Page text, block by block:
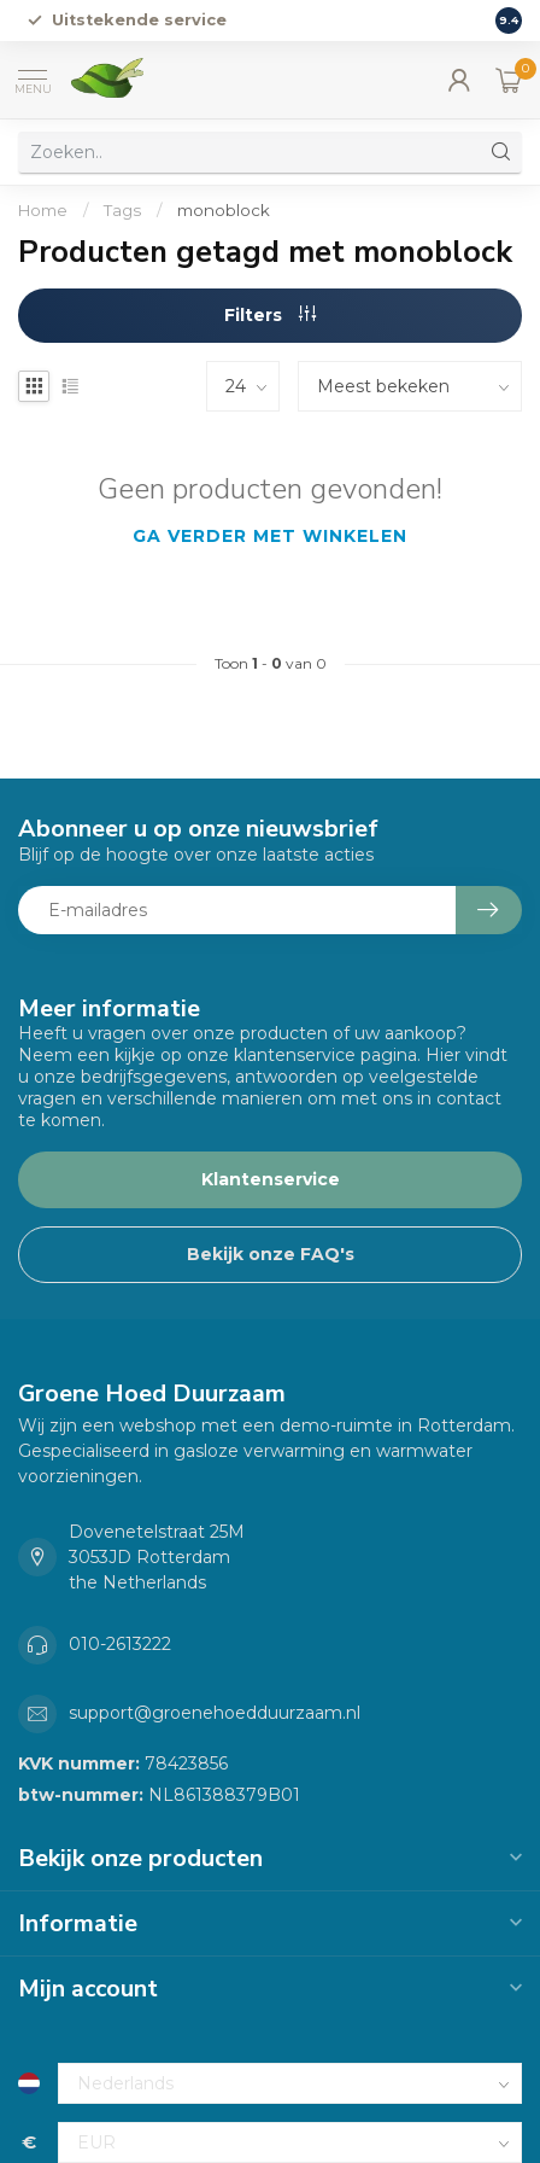
Uitstekende service 9.4
MENU
0
Home / Tags / monoblock
Producten getagd met monoblock
Filters
Geen producten gevonden!
GA VERDER MET WINKELEN
Toon 1 - 0 van 0
Meer informatie
Heeft u vragen over onze producten of uw aankoop?
Neem een kijkje op onze klantenservice pagina. Hier vindt
u onze bedrijfsgegevens, antwoorden op veelgestelde
vragen en verschillende manieren om met ons in contact
te komen.
Klantenservice
Bekijk onze FAQ's
Abonneer u op onze nieuwsbrief
Blijf op de hoogte over onze laatste acties
Groene Hoed Duurzaam
Wij zijn een webshop met een demo-ruimte in Rotterdam.
Gespecialiseerd in gasloze verwarming en warmwater
voorzieningen.
Dovenetelstraat 25M
3053JD Rotterdam
the Netherlands
010-2613222
support@groenehoedduurzaam.nl
KVK nummer: 78423856
btw-nummer: NL861388379B01
Bekijk onze producten
Informatie
Mijn account
€